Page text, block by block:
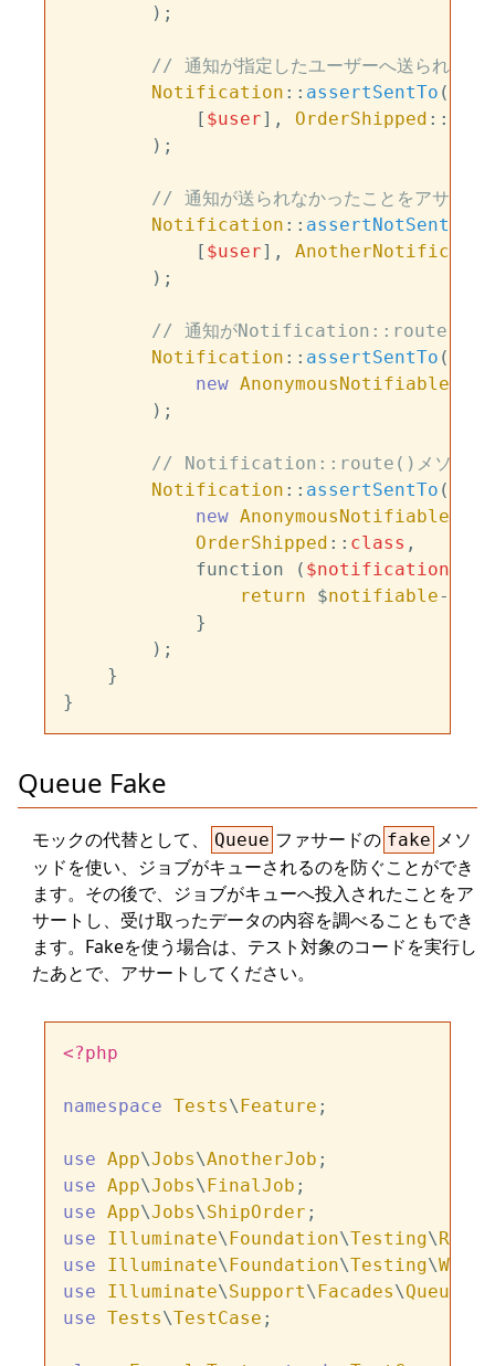
        );
// 通知が指定したユーザーへ送られたこ
Notification :: assertSentTo (
            [
$user], OrderShipped ::
        );
// 通知が送られなかったことをアサート
Notification :: assertNotSentTo
            [
$user],
        );
// 通知がNotification::route()メソッ
Notification :: assertSentTo (
new AnonymousNotifiable
        );
// Notification::route()メソッドで通
Notification :: assertSentTo (
new AnonymousNotifiable
OrderShipped :: class ,
            function (
$notification
return $notifiable->
            }
        );
    }
Queue Fake
モックの代替として、 Queue ファサードの fake メソ
ッドを使い、ジョブがキューされるのを防ぐことができ
ます。その後で、ジョブがキューへ投入されたことをア
サートし、受け取ったデータの内容を調べることもでき
ます。Fakeを使う場合は、テスト対象のコードを実行し
たあとで、アサートしてください。
<?php
namespace Tests\Feature ;
use App\Jobs\AnotherJob
use App\Jobs\FinalJob
use App\Jobs\ShipOrder
use
Illuminate\Foundation\Testing\
use
Illuminate\Foundation\Testing\
use
Illuminate\Support\Facades\Queue
use Tests\TestCase ;